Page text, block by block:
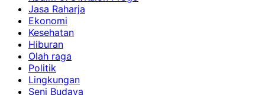
Jasa Raharja
Ekonomi
Kesehatan
Hiburan
Olah raga
Politik
Lingkungan
Seni Budaya